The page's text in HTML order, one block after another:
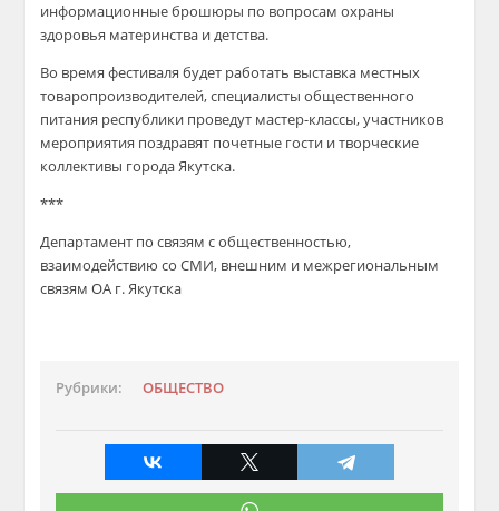
информационные брошюры по вопросам охраны
здоровья материнства и детства.
Во время фестиваля будет работать выставка местных
товаропроизводителей, специалисты общественного
питания республики проведут мастер-классы, участников
мероприятия поздравят почетные гости и творческие
коллективы города Якутска.
***
Департамент по связям с общественностью,
взаимодействию со СМИ, внешним и межрегиональным
связям ОА г. Якутска
Рубрики: ОБЩЕСТВО